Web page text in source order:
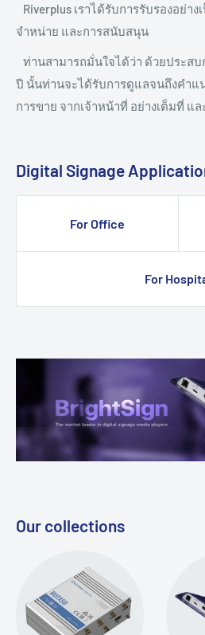
Riverplus เราได้รับการรับรองอย่า
จำหน่าย และการสนับสนุน
ท่านสามารถมั่นใจได้ว่า ด้วยประสบ
ปี นั้นท่านจะได้รับการดูแลจนถึงคำแ
การขาย จากเจ้าหน้าที่ อย่างเต็มที่ แ
Digital Signage
For Office
For
Our collections